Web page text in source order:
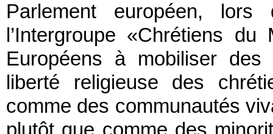
Parlement européen, lors
l’Intergroupe «Chrétiens
Européens à mobiliser
liberté religieuse des
comme des communautés